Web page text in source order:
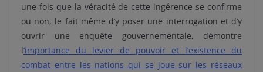
une fois que la véracité de cette ingérence se confirme
ou non, le fait même d’y poser une interrogation et d’y
ouvrir une enquête gouvernementale, démontre
l‘importance du levier de pouvoir et l’existence du
combat entre les nations qui se joue sur les réseaux